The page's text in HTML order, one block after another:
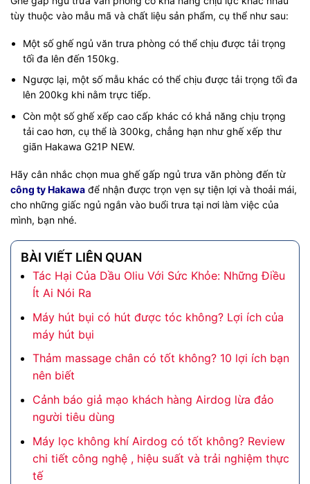
tùy thuộc vào mẫu mã và chất liệu sản phẩm, cụ thể như sau:
Một số ghế ngủ văn trưa phòng có thể chịu được tải trọng
tối đa lên đến 150kg.
Ngược lại, một số mẫu khác có thể chịu được tải trọng tối đa
lên 200kg khi nằm trực tiếp.
Còn một số ghế xếp cao cấp khác có khả năng chịu trọng
tải cao hơn, cụ thể là 300kg, chẳng hạn như ghế xếp thư
giãn Hakawa G21P NEW.
Hãy cân nhắc chọn mua ghế gấp ngủ trưa văn phòng đến từ
công ty Hakawa để nhận được trọn vẹn sự tiện lợi và thoải mái,
cho những giấc ngủ ngắn vào buổi trưa tại nơi làm việc của
mình, bạn nhé.
BÀI VIẾT LIÊN QUAN
Tác Hại Của Dầu Oliu Với Sức Khỏe: Những Điều
Ít Ai Nói Ra
Máy hút bụi có hút được tóc không? Lợi ích của
máy hút bụi
Thảm massage chân có tốt không? 10 lợi ích bạn
nên biết
Cảnh báo giả mạo khách hàng Airdog lừa đảo
người tiêu dùng
Máy lọc không khí Airdog có tốt không? Review
chi tiết công nghệ , hiệu suất và trải nghiệm thực
tế